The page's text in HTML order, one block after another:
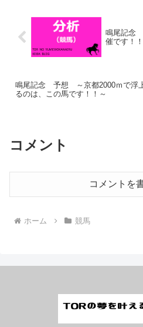
鳴尾記念
催です！
鳴尾記念 予想 ～京都2000ｍで浮
るのは、この馬です！！～
コメント
コメントを
ホーム 競馬